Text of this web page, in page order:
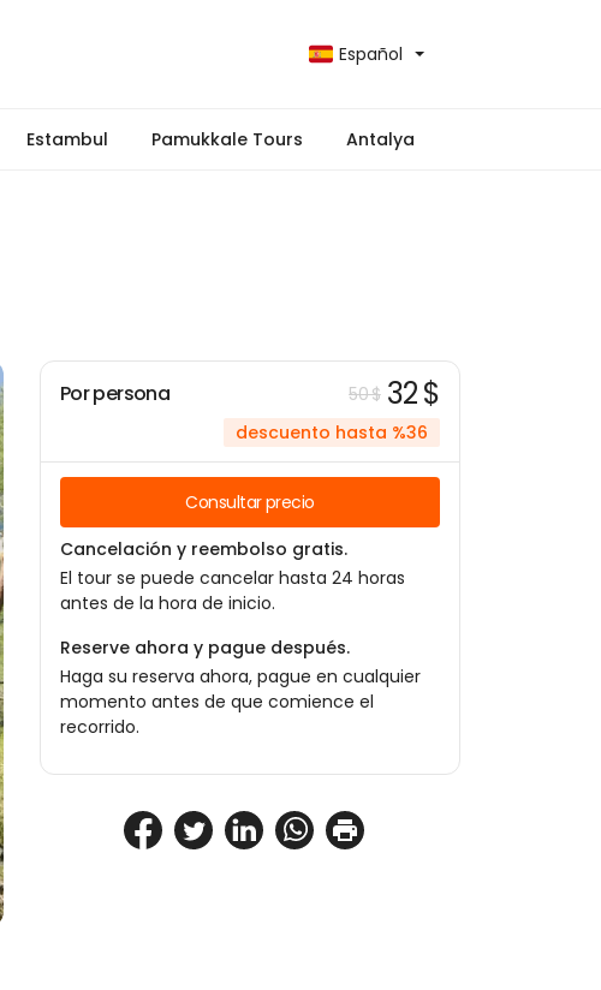
Español
Estambul Pamukkale Tours Antalya
Por persona 50 $ 32 $
descuento hasta %36
Consultar precio
Cancelación y reembolso gratis.
El tour se puede cancelar hasta 24 horas
antes de la hora de inicio.
Reserve ahora y pague después.
Haga su reserva ahora, pague en cualquier
momento antes de que comience el
recorrido.